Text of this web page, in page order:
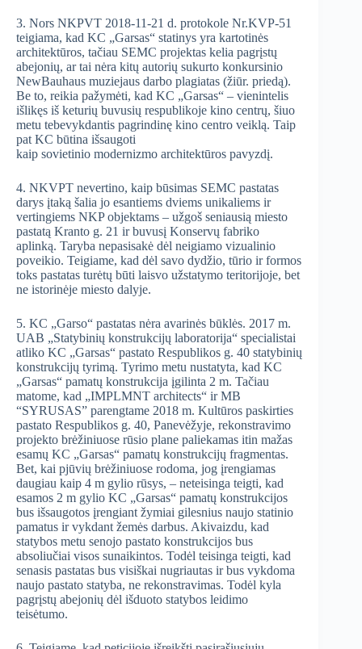
3. Nors NKPVT 2018-11-21 d. protokole Nr.KVP-51
teigiama, kad KC „Garsas“ statinys yra kartotinės
architektūros, tačiau SEMC projektas kelia pagrįstų
abejonių, ar tai nėra kitų autorių sukurto konkursinio
NewBauhaus muziejaus darbo plagiatas (žiūr. priedą).
Be to, reikia pažymėti, kad KC „Garsas“ – vienintelis
išlikęs iš keturių buvusių respublikoje kino centrų, šiuo
metu tebevykdantis pagrindinę kino centro veiklą. Taip
pat KC būtina išsaugoti
kaip sovietinio modernizmo architektūros pavyzdį.
4. NKVPT nevertino, kaip būsimas SEMC pastatas
darys įtaką šalia jo esantiems dviems unikaliems ir
vertingiems NKP objektams – užgoš seniausią miesto
pastatą Kranto g. 21 ir buvusį Konservų fabriko
aplinką. Taryba nepasisakė dėl neigiamo vizualinio
poveikio. Teigiame, kad dėl savo dydžio, tūrio ir formos
toks pastatas turėtų būti laisvo užstatymo teritorijoje, bet
ne istorinėje miesto dalyje.
5. KC „Garso“ pastatas nėra avarinės būklės. 2017 m.
UAB „Statybinių konstrukcijų laboratorija“ specialistai
atliko KC „Garsas“ pastato Respublikos g. 40 statybinių
konstrukcijų tyrimą. Tyrimo metu nustatyta, kad KC
„Garsas“ pamatų konstrukcija įgilinta 2 m. Tačiau
matome, kad „IMPLMNT architects“ ir MB
“SYRUSAS” parengtame 2018 m. Kultūros paskirties
pastato Respublikos g. 40, Panevėžyje, rekonstravimo
projekto brėžiniuose rūsio plane paliekamas itin mažas
esamų KC „Garsas“ pamatų konstrukcijų fragmentas.
Bet, kai pjūvių brėžiniuose rodoma, jog įrengiamas
daugiau kaip 4 m gylio rūsys, – neteisinga teigti, kad
esamos 2 m gylio KC „Garsas“ pamatų konstrukcijos
bus išsaugotos įrengiant žymiai gilesnius naujo statinio
pamatus ir vykdant žemės darbus. Akivaizdu, kad
statybos metu senojo pastato konstrukcijos bus
absoliučiai visos sunaikintos. Todėl teisinga teigti, kad
senasis pastatas bus visiškai nugriautas ir bus vykdoma
naujo pastato statyba, ne rekonstravimas. Todėl kyla
pagrįstų abejonių dėl išduoto statybos leidimo
teisėtumo.